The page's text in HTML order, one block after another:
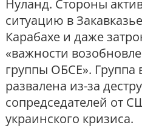
Нуланд. Стороны
ситуацию в
Карабахе и даже
«важности
группы ОБСЕ».
развалена из-за
сопредседателей от
украинского кризиса.